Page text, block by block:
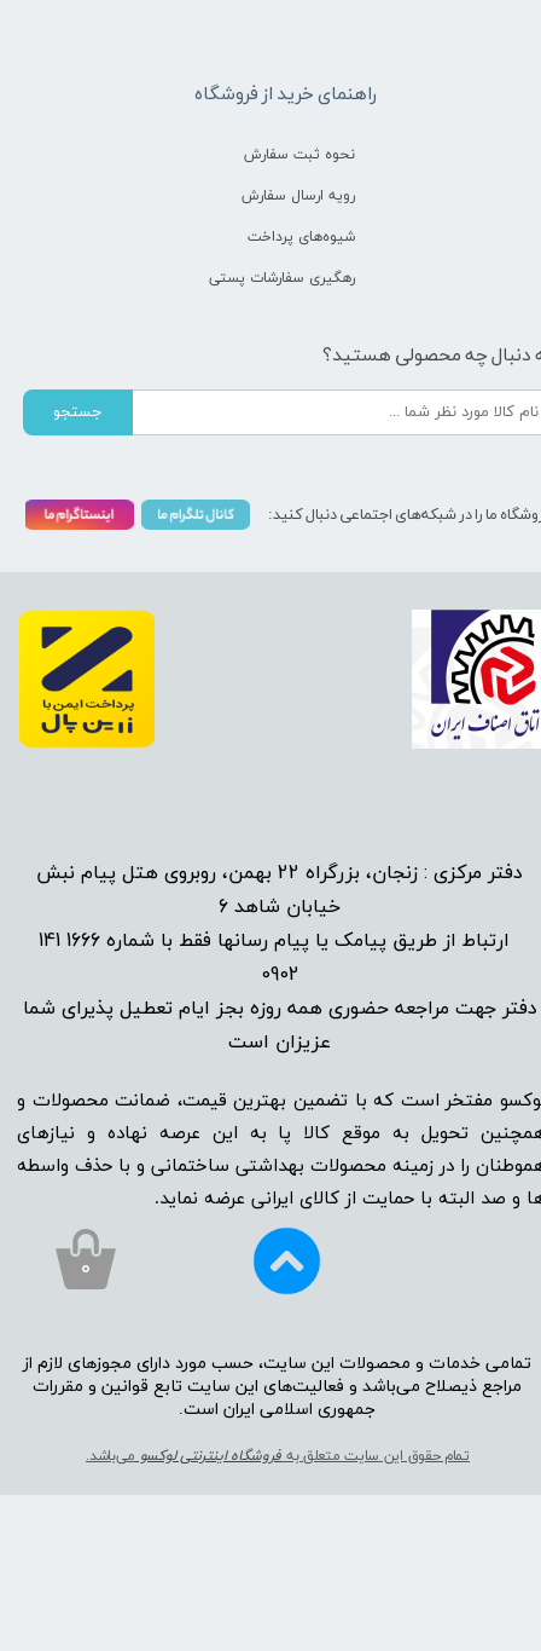
دفتر مرکزی : زنجان، بزرگراه 22 بهمن، روبروی هتل پیام نبش
خیابان شاهد 6
ارتباط از طریق پیامک یا پیام رسانها فقط با شماره
1666 141
0902
دفتر جهت مراجعه حضوری همه روزه بجز ایام تعطیل پذیرای شما
عزیزان است​​​​​​​
مفتخر است که با تضمین بهترین قیمت، ضمانت محصولات و
تحویل به موقع کالا پا به این عرصه نهاده و نیاز‌‌‌‌‌‌‌‌های
را در زمینه‌‌‌ محصولات بهداشتی ساختمانی و با حذف واسطه
و صد البته با حمایت از کالای ایرانی عرضه نماید.
تمامی خدمات و محصولات این سایت، حسب مورد دارای مجوز‌‌‌‌های لازم از
مراجع ذیصلاح می‌باشد و فعالیت‌‌‌‌های این سایت تابع قوانین و مقررات
جمهوری اسلامی ایران است.​​​​​​​
تمام حقوق این سایت متعلق بهفروشگاه اینترنتی لوکسومی‌باشد.
راهنمای خرید از فروشگاه
نحوه ثبت سفارش
رویه ارسال سفارش
شیوه‌های پرداخت
رهگیری سفارشات پستی
دنبال چه محصولی هستید؟
جستجو
ما را در شبکه‌های اجتماعی دنبال کنید:
۰